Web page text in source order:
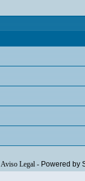
Aviso Legal- Powered by